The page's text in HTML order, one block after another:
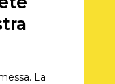
La